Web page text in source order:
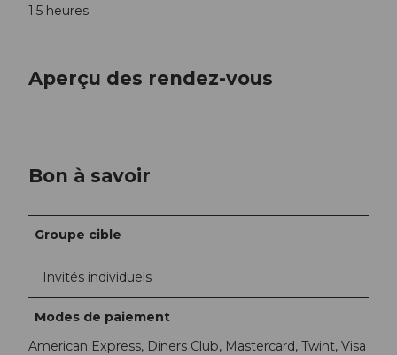
1.5 heures
Aperçu des rendez-vous
Bon à savoir
Groupe cible
Invités individuels
Modes de paiement
American Express, Diners Club, Mastercard, Twint, Visa